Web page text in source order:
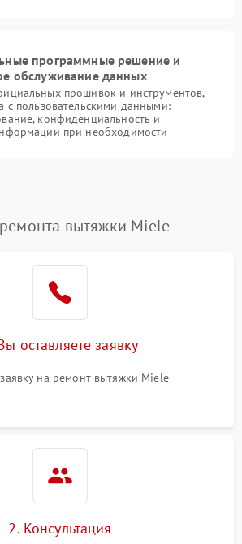
программные решение и
обслуживание данных
прошивок и инструментов,
с пользовательскими данными:
конфиденциальность и
при необходимости
вытяжки Miele
оставляете заявку
на ремонт вытяжки Miele
2. Консультация